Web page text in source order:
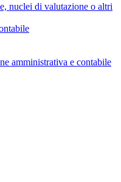
nuclei di valutazione o altri
amministrativa e contabile